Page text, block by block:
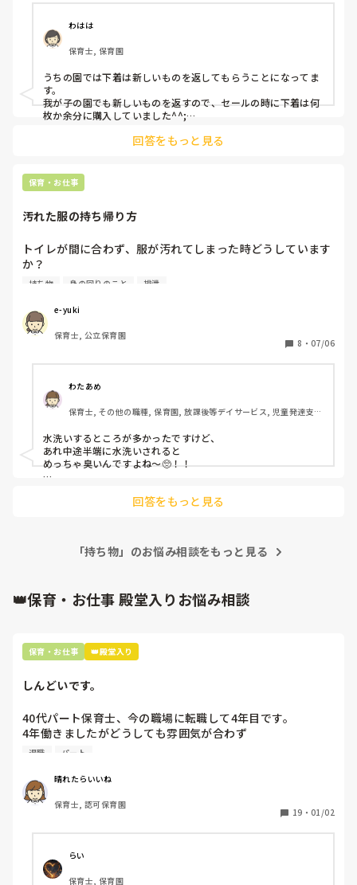
大人でも、靴下やズボンは貸し借りはしても、下着の貸し借
りは嫌ですよね、というか不潔ですよね。子どもが清潔・不
潔を理解してないから拒否しないだけで、不潔には変わりな
いと思うのですが、皆さんの園ではどういう貸し出し方をし
ていますか？また、使い回しのシステムを採用している園さ
んでは、保護者からのクレームなどありませんか？
(おしぼりや布おむつ等世の中には使い回すシステムの物も
あるという考えの方もいると思いますが、そういうのは業者
て清潔ですよね、、、)
わはは
保育士, 保育園
うちの園では下着は新しいものを返してもらうことになってま
す。
我が子の園でも新しいものを返すので、セールの時に下着は何
枚か余分に購入していました^^;
下着は兄弟姉妹でも同じの履かないので、お古を履かされるの
回答をもっと見る
保育・お仕事
汚れた服の持ち帰り方
トイレが間に合わず、服が汚れてしまった時どうしています
か？
勤めている園では、0〜5才全員、そのままビニール袋に入れ
の感覚になっています。でも心の底で、水洗いした方がいい
と思っていて、、、みなさんは水洗いしていますか？
持ち物 身の回りのこと 排泄
e-yuki
保育士, 公立保育園
8 ・ 07/06
わたあめ
保育士, その他の職種, 保育園, 放課後等デイサービス, 児童発達支援
水洗いするところが多かったですけど、
あれ中途半端に水洗いされると
めっちゃ臭いんですよね〜🥺！！
最近思ってます笑🥺！！ 回答をもっと見る
「持ち物」のお悩み相談をもっと見る
👑保育・お仕事 殿堂入りお悩み相談
保育・お仕事 👑殿堂入り
しんどいです。
40代パート保育士、今の職場に転職して4年目です。
4年働きましたがどうしても雰囲気が合わず
退職しようと思っています。
周りの職員は、勤続10年以上から何十年という先生がほとん
どです。
保護者子どもの愚痴悪口が多く、
今で言う不適切保育も
仕方ないよね
もう何も言わずに
退職 パート
晴れたらいいね
保育士, 認可保育園
19 ・ 01/02
らい
保育士, 保育園